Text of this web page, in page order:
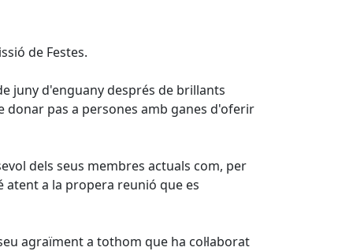
de Festes.
juny d'enguany després de brillants
donar pas a persones amb ganes d'oferir
dels seus membres actuals com, per
atent a la propera reunió que es
agraïment a tothom que ha col·laborat